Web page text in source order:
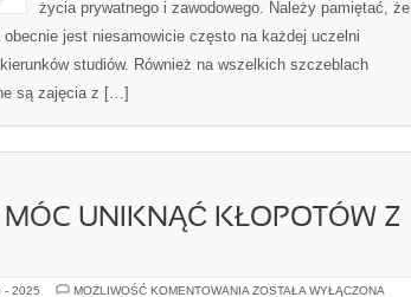
życia prywatnego i zawodowego. Należy pamiętać, że
jest niesamowicie często na każdej uczelni
studiów. Również na wszelkich szczeblach
są zajęcia z […]
UNIKNĄĆ KŁOPOTÓW Z
- 2025 MOŻLIWOŚĆ KOMENTOWANIA CO
ZOSTAŁA WYŁĄCZONA